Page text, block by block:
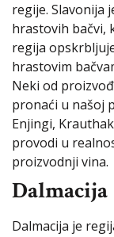
regije. Slavonija
hrastovih bačvi,
regija
hrastovim
Neki od
pronaći u našoj
Enjingi,
provodi u
proizvodnji vina.
Dalmacija
Dalmacija je